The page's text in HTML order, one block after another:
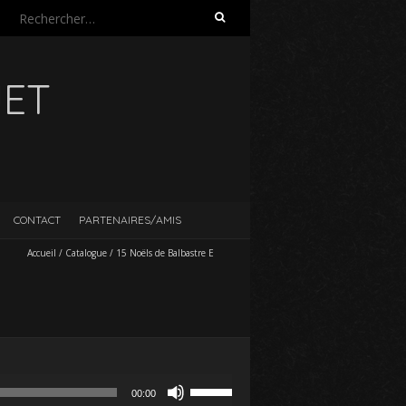
Rechercher :
CONTACT PARTENAIRES/AMIS
Accueil / Catalogue / 15 Noëls de Balbastre E
00:00
les